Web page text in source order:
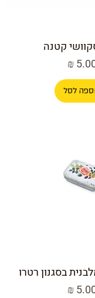
קטנה
לסל
בסגנון רטרו